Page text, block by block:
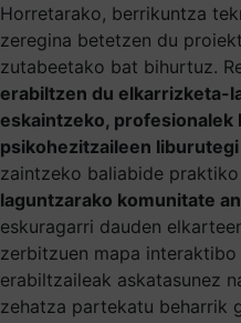
Horretarako, berrikuntza
zeregina betetzen du
zutabeetako bat bihurtuz.
erabiltzen du elkarrizketa-
eskaintzeko, profesionalek
psikohezitzaileen
zaintzeko baliabide
laguntzarako komunitate
eskuragarri dauden
zerbitzuen mapa
erabiltzaileak askatasunez
zehatza partekatu beharrik